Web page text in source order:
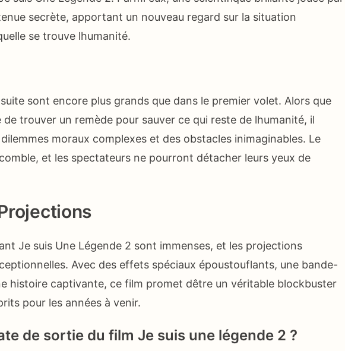
secrète, apportant un nouveau regard sur la situation
se trouve lhumanité.
sont encore plus grands que dans le premier volet. Alors que
trouver un remède pour sauver ce qui reste de lhumanité, il
moraux complexes et des obstacles inimaginables. Le
et les spectateurs ne pourront détacher leurs yeux de
Je suis Une Légende 2 sont immenses, et les projections
Avec des effets spéciaux époustouflants, une bande-
histoire captivante, ce film promet dêtre un véritable blockbuster
pour les années à venir.
de sortie du film Je suis une légende 2 ?